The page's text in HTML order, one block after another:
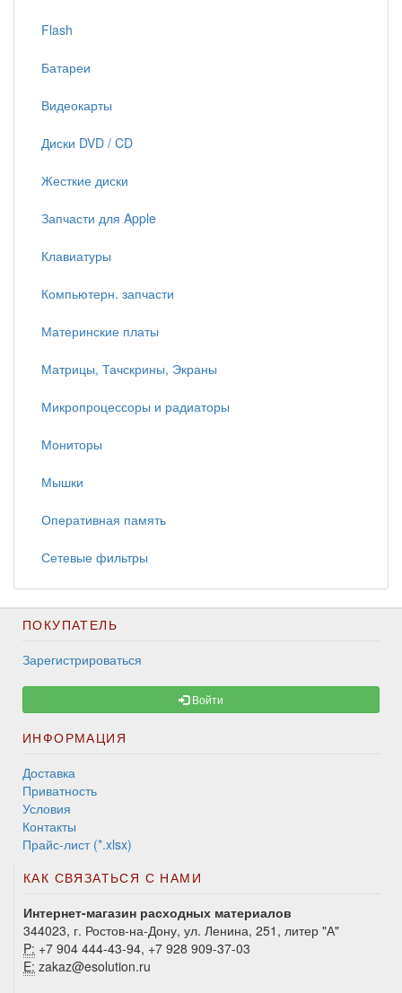
Flash
Батареи
Видеокарты
Диски DVD / CD
Жесткие диски
Запчасти для Apple
Клавиатуры
Компьютерн. запчасти
Материнские платы
Матрицы, Тачскрины, Экраны
Микропроцессоры и радиаторы
Мониторы
Мышки
Оперативная память
Сетевые фильтры
ПОКУПАТЕЛЬ
Зарегистрироваться
Войти
ИНФОРМАЦИЯ
Доставка
Приватность
Условия
Контакты
Прайс-лист (*.xlsx)
КАК СВЯЗАТЬСЯ С НАМИ
Интернет-магазин расходных материалов
344023, г. Ростов-на-Дону, ул. Ленина, 251, литер "А"
P: +7 904 444-43-94, +7 928 909-37-03
E: zakaz@esolution.ru